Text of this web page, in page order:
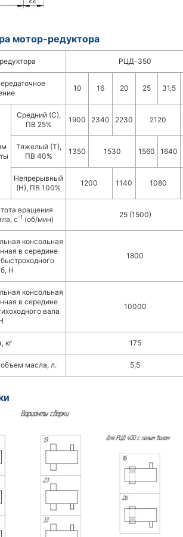
мотор-редуктора
РЦД-350
10 16 20 25 31,5
Средний (С),
ПВ 25%
1900 2340 2230 2120
Тяжелый (Т),
ПВ 40%
1350 1530 1560 1640
Непрерывный
(Н), ПВ 100%
1200 1140 1080
вращения
с-1 (об/мин)
25 (1500)
консольная
в середине
Н
1800
консольная
в середине
вала
10000
кг 175
масла, л. 5,5